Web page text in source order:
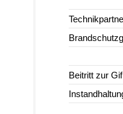
Beitritt zur